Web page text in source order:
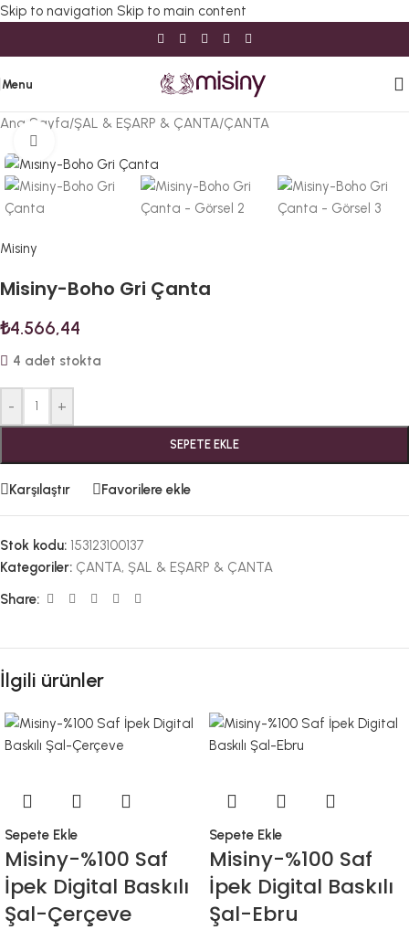
Skip to navigation Skip to main content
Menu
Ana Sayfa/ŞAL & EŞARP & ÇANTA/ÇANTA
Misiny
Misiny-Boho Gri Çanta
₺4.566,44
4 adet stokta
- +
SEPETE EKLE
Karşılaştır Favorilere ekle
Stok kodu: 153123100137
Kategoriler: ÇANTA, ŞAL & EŞARP & ÇANTA
Share:
İlgili ürünler
Sepete Ekle
Misiny-%100 Saf
İpek Digital Baskılı
Şal-Çerçeve
Sepete Ekle
Misiny-%100 Saf
İpek Digital Baskılı
Şal-Ebru